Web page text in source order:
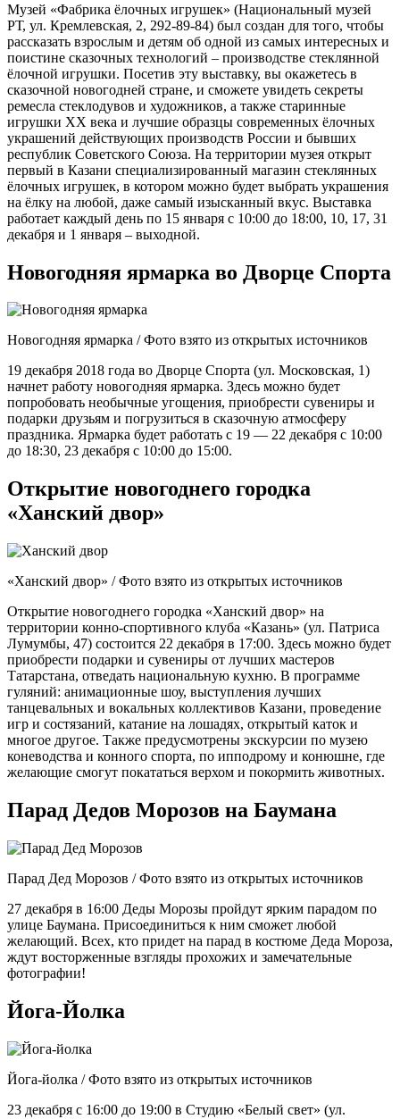
Музей «Фабрика ёлочных игрушек» (Национальный музей
РТ, ул. Кремлевская, 2, 292-89-84) был создан для того, чтобы
рассказать взрослым и детям об одной из самых интересных и
поистине сказочных технологий – производстве стеклянной
ёлочной игрушки. Посетив эту выставку, вы окажетесь в
сказочной новогодней стране, и сможете увидеть секреты
ремесла стеклодувов и художников, а также старинные
игрушки ХХ века и лучшие образцы современных ёлочных
украшений действующих производств России и бывших
республик Советского Союза. На территории музея открыт
первый в Казани специализированный магазин стеклянных
ёлочных игрушек, в котором можно будет выбрать украшения
на ёлку на любой, даже самый изысканный вкус. Выставка
работает каждый день по 15 января с 10:00 до 18:00, 10, 17, 31
декабря и 1 января – выходной.
Новогодняя ярмарка во Дворце Спорта
Новогодняя ярмарка / Фото взято из открытых источников
19 декабря 2018 года во Дворце Спорта (ул. Московская, 1)
начнет работу новогодняя ярмарка. Здесь можно будет
попробовать необычные угощения, приобрести сувениры и
подарки друзьям и погрузиться в сказочную атмосферу
праздника. Ярмарка будет работать с 19 — 22 декабря с 10:00
до 18:30, 23 декабря с 10:00 до 15:00.
Открытие новогоднего городка
«Ханский двор»
«Ханский двор» / Фото взято из открытых источников
Открытие новогоднего городка «Ханский двор» на
территории конно-спортивного клуба «Казань» (ул. Патриса
Лумумбы, 47) состоится 22 декабря в 17:00. Здесь можно будет
приобрести подарки и сувениры от лучших мастеров
Татарстана, отведать национальную кухню. В программе
гуляний: анимационные шоу, выступления лучших
танцевальных и вокальных коллективов Казани, проведение
игр и состязаний, катание на лошадях, открытый каток и
многое другое. Также предусмотрены экскурсии по музею
коневодства и конного спорта, по ипподрому и конюшне, где
желающие смогут покататься верхом и покормить животных.
Парад Дедов Морозов на Баумана
Парад Дед Морозов / Фото взято из открытых источников
27 декабря в 16:00 Деды Морозы пройдут ярким парадом по
улице Баумана. Присоединиться к ним сможет любой
желающий. Всех, кто придет на парад в костюме Деда Мороза,
ждут восторженные взгляды прохожих и замечательные
фотографии!
Йога-Йолка
Йога-йолка / Фото взято из открытых источников
23 декабря с 16:00 до 19:00 в Студию «Белый свет» (ул.